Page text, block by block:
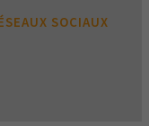
SOCIAUX